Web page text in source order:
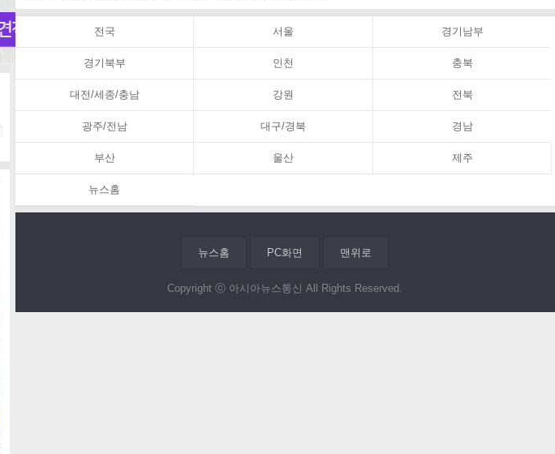
전국 서울 경기남부
경기북부 인천 충북
대전/세종/충남 강원 전북
광주/전남 대구/경북 경남
부산 울산 제주
뉴스홈
뉴스홈 PC화면 맨위로
Copyright ⓒ 아시아뉴스통신 All Rights Reserved.